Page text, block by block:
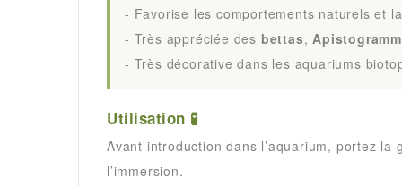
- Favorise les comportements naturels et
- Très appréciée des bettas,
- Très décorative dans les aquariums
Utilisation 🧪
Avant introduction dans l’aquarium, portez la
l’immersion.